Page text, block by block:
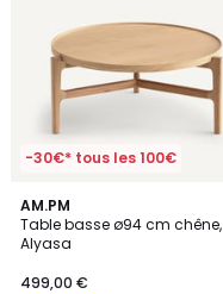
-30€* tous les 100€
AM.PM
Table basse ø94 cm chêne,
Alyasa
499,00 €
4,4
/ 5